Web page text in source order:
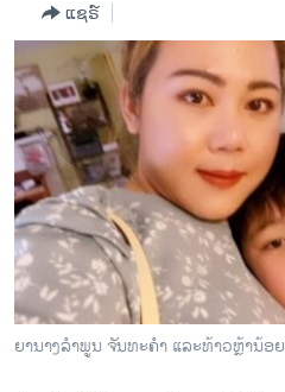
ໂລກ
ເອເຊຍ
ອິດສະຫຼະພາບດ້ານການຂ່າວ
ຊີວິດຊາວລາວ
ຊຸມຊົນຊາວລາວ
ວິທະຍາສາດ-ເທັກໂນໂລຈີ
ທຸລະກິດ
ພາສາອັງກິດ
ແຊຣ໌
ຍານາງລຳພູນ ຈັນທະຄຳ ແລະທ້າວຫຼ້ານ້ອຍ